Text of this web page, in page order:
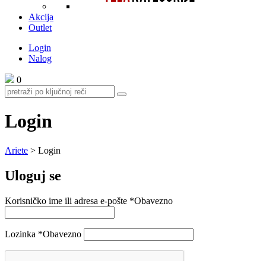
Akcija
Outlet
Login
Nalog
0
Login
Ariete > Login
Uloguj se
Korisničko ime ili adresa e-pošte *Obavezno
Lozinka *Obavezno